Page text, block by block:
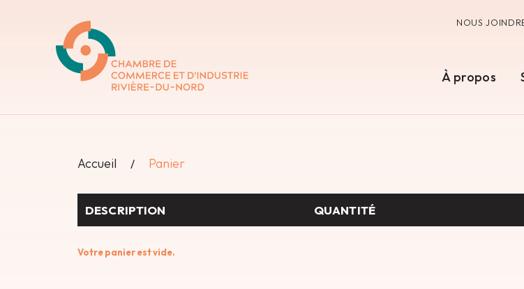
NOUS
À propos
Accueil Panier
DESCRIPTION QUANTITÉ
Votre panier est vide.